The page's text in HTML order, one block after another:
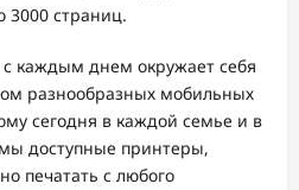
3000 страниц.
каждым днем окружает себя
разнообразных мобильных
сегодня в каждой семье и в
доступные принтеры,
печатать с любого